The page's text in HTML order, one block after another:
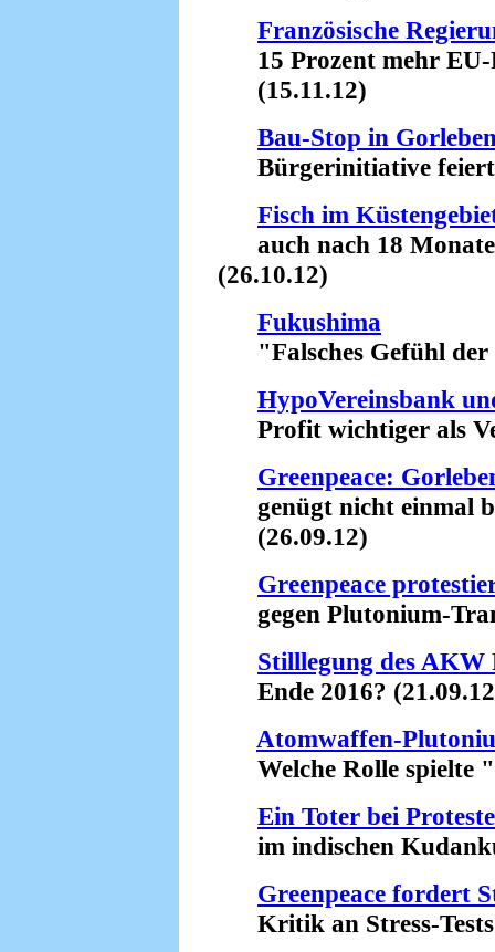
Französische
15 Prozent mehr EU-
(15.11.12)
Bau-Stop in
Bürgerinitiative feiert
Fisch im
auch nach 18
(26.10.12)
Fukushima
"Falsches Gefühl der
HypoVereinsbank
Profit wichtiger als
Greenpeace:
genügt nicht einmal
(26.09.12)
Greenpeace
gegen Plutonium-
Stilllegung des AKW
Ende 2016?
Atomwaffen-
Welche Rolle spielte
Ein Toter bei
im indischen
Greenpeace fordert
Kritik an Stress-Tests